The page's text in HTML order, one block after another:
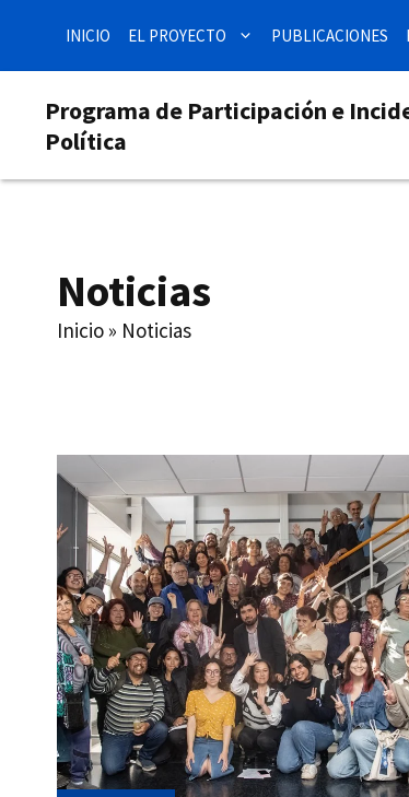
contenido
INICIO EL PROYECTO PUBLICACIONES
Programa de Participación e
Política
Noticias
Inicio » Noticias